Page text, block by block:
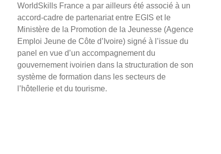
WorldSkills France a par ailleurs été associé à un
accord-cadre de partenariat entre EGIS et le
Ministère de la Promotion de la Jeunesse (Agence
Emploi Jeune de Côte d’Ivoire) signé à l’issue du
panel en vue d’un accompagnement du
gouvernement ivoirien dans la structuration de son
système de formation dans les secteurs de
l’hôtellerie et du tourisme.